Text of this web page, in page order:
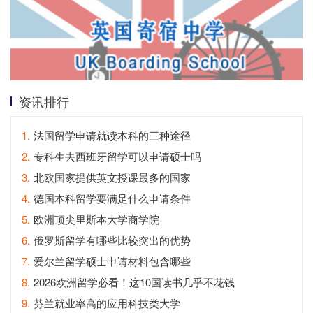
资讯排行
1. 法国留学申请就读本科的三种途径
2. 专科生去西班牙留学可以申请硕士吗
3. 北欧国家提供英文授课最多的国家
4. 德国本科留学要满足什么申请条件
5. 欧洲顶尖里斯本大学商学院
6. 俄罗斯留学有哪些比较突出的优势
7. 爱尔兰留学硕士申请材料包含哪些
8. 2026欧洲留学必看！这10国读书几乎不花钱
9. 芬兰就业率高的应用科技类大学